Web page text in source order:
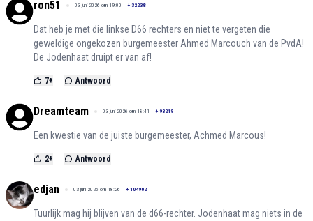
ron51 03 juni 2026 om 19:00 + 32238
Dat heb je met die linkse D66 rechters en niet te vergeten die
geweldige ongekozen burgemeester Ahmed Marcouch van de PvdA!
De Jodenhaat druipt er van af!
7+ Antwoord
Dreamteam 03 juni 2026 om 18:41 + 93219
Een kwestie van de juiste burgemeester, Achmed Marcous!
2+ Antwoord
edjan 03 juni 2026 om 18:26 + 104902
Tuurlijk mag hij blijven van de d66-rechter. Jodenhaat mag niets in de